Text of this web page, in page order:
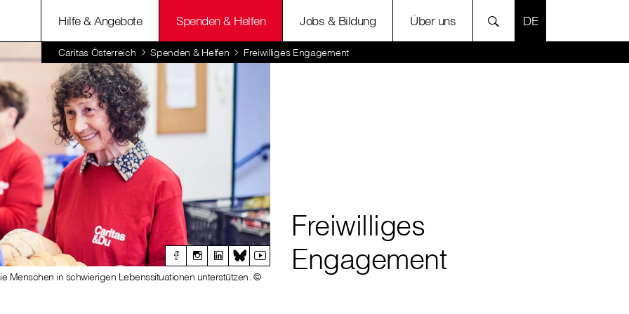
Hilfe & Angebote Spenden & Helfen Jobs & Bildung Über uns SPRACHE
Caritas Österreich Spenden & Helfen Freiwilliges Engagement
Freiwilliges
Engagement
Menschen in schwierigen Lebenssituationen unterstützen. ©